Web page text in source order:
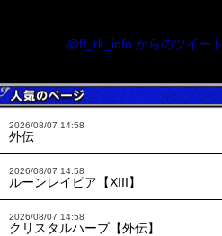
@ff_rk_info からのツイート
2026/08/07 14:58
外伝
2026/08/07 14:58
ルーンレイピア【XIII】
2026/08/07 14:58
クリスタルハープ【外伝】